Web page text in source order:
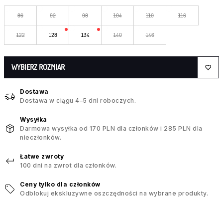
86 92 98 104 110 116
122 128 134 140 146
WYBIERZ ROZMIAR
Dostawa
Dostawa w ciągu 4–5 dni roboczych.
Wysyłka
Darmowa wysyłka od 170 PLN dla członków i 285 PLN dla
nieczłonków.
Łatwe zwroty
100 dni na zwrot dla członków.
Ceny tylko dla członków
Odblokuj ekskluzywne oszczędności na wybrane produkty.